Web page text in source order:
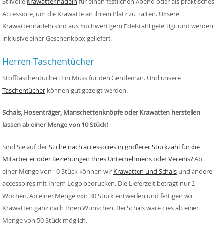
Accessoire, um die Krawatte an ihrem Platz zu halten. Unsere
Krawattennadeln sind aus hochwertigem Edelstahl gefertigt und werden
inklusive einer Geschenkbox geliefert.
Herren-Taschentücher
Stofftaschentücher: Ein Muss für den Gentleman. Und unsere
Taschentücher können gut gezeigt werden.
Schals, Hosenträger, Manschettenknöpfeoder Krawatten herstellen
lassen ab einer Menge von 10 Stück!
Sind Sie auf derSuche nach accessoires in größerer Stückzahl für die
Mitarbeiter oder Beziehungen Ihres Unternehmens oder Vereins?Ab
einer Menge von 10 Stück können wir Krawatten und Schals und andere
accessoires mit Ihrem Logo bedrucken. Die Lieferzeit beträgt nur 2
Wochen.Ab einer Menge von 30 Stück entwerfen und fertigen wir
Krawatten ganz nach Ihren Wünschen. Bei Schals wäre dies ab einer
Menge von 50 Stück möglich.